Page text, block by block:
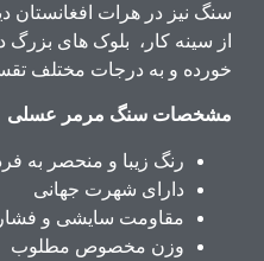
سنگ نیز در هرات
خورده و به درجات مختلف
مشخصات سنگ مرمر عسلی
رنگ زیبا و منحصر به
دارای شهرت جهانی
مقاومت سایشی و
وزن مخصوص مطلوب